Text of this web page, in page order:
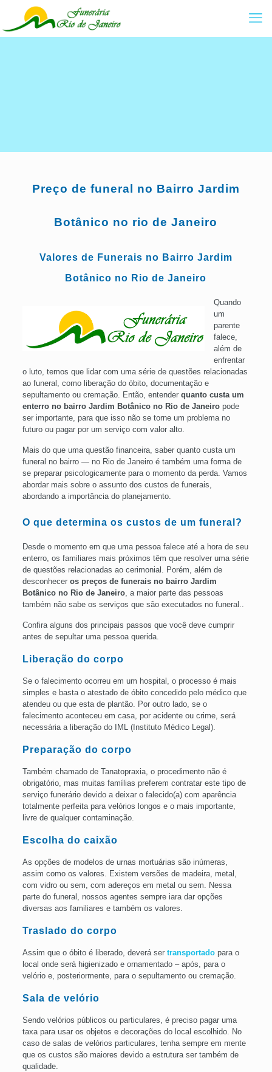
Preço de funeral no Bairro Jardim
Botânico no rio de Janeiro
Valores de Funerais no Bairro Jardim
Botânico no Rio de Janeiro
Quando
um
parente
falece,
além de
enfrentar
o luto, temos que lidar com uma série de questões relacionadas
ao funeral, como liberação do óbito, documentação e
sepultamento ou cremação. Então, entender quanto custa um
enterro no bairro Jardim Botânico no Rio de Janeiropode
ser importante, para que isso não se torne um problema no
futuro ou pagar por um serviço com valor alto.
Mais do que uma questão financeira, saber quanto custa um
funeral no bairro — no Rio de Janeiro é também uma forma de
se preparar psicologicamente para o momento da perda. Vamos
abordar mais sobre o assunto dos custos de funerais,
abordando a importância do planejamento.
O que determina os custos de um funeral?
Desde o momento em que uma pessoa falece até a hora de seu
enterro, os familiares mais próximos têm que resolver uma série
de questões relacionadas ao cerimonial. Porém, além de
desconhecer os preços de funerais no bairroJardim
Botânico no Rio de Janeiro, a maior parte das pessoas
também não sabe os serviços que são executados no funeral..
Confira alguns dos principais passos que você deve cumprir
antes de sepultar uma pessoa querida.
Liberação do corpo
Se o falecimento ocorreu em um hospital, o processo é mais
simples e basta o atestado de óbito concedido pelo médico que
atendeu ou que esta de plantão. Por outro lado, se o
falecimento aconteceu em casa, por acidente ou crime, será
necessária a liberação do IML (Instituto Médico Legal).
Preparação do corpo
Também chamado de Tanatopraxia, o procedimento não é
obrigatório, mas muitas famílias preferem contratar este tipo de
serviço funerário devido a deixar o falecido(a) com aparência
totalmente perfeita para velórios longos e o mais importante,
livre de qualquer contaminação.
Escolha do caixão
As opções de modelos de urnas mortuárias são inúmeras,
assim como os valores. Existem versões de madeira, metal,
com vidro ou sem, com adereços em metal ou sem. Nessa
parte do funeral, nossos agentes sempre iara dar opções
diversas aos familiares e também os valores.
Traslado do corpo
Assim que o óbito é liberado, deverá ser transportadopara o
local onde será higienizado e ornamentado – após, para o
velório e, posteriormente, para o sepultamento ou cremação.
Sala de velório
Sendo velórios públicos ou particulares, é preciso pagar uma
taxa para usar os objetos e decorações do local escolhido. No
caso de salas de velórios particulares, tenha sempre em mente
que os custos são maiores devido a estrutura ser também de
qualidade.